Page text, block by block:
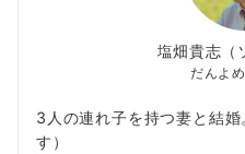
塩畑貴志（
だんよ
3人の連れ子を持つ妻と結
す）